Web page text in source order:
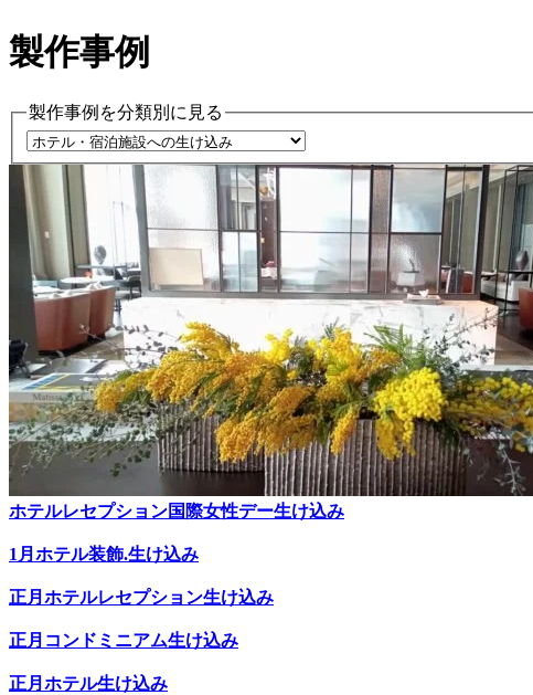
製作事例
製作事例を分類別に見る
ホテルレセプション国際女性デー生け込み
1月ホテル装飾.生け込み
正月ホテルレセプション生け込み
正月コンドミニアム生け込み
正月ホテル生け込み